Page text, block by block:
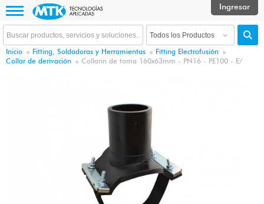
Inicio » Fitting, Soldadoras y Herramientas » Fitting Electrofusión »
Collar de derivación » Collarin de toma 160x63mm - PN16 - PE100 - E/